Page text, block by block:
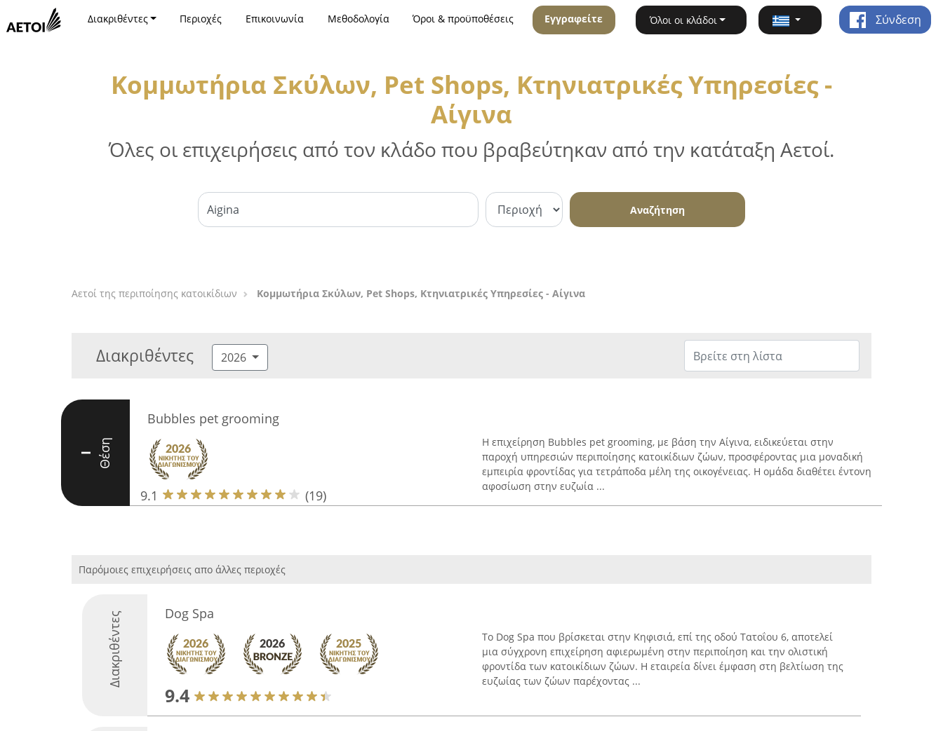
Διακριθέντες Περιοχές Επικοινωνία Μεθοδολογία Όροι & προϋποθέσεις Εγγραφείτε Όλοι οι κλάδοι Σύνδεση
Κομμωτήρια Σκύλων, Pet Shops, Κτηνιατρικές Υπηρεσίες -
Αίγινα
Όλες οι επιχειρήσεις από τον κλάδο που βραβεύτηκαν από την κατάταξη Αετοί.
Αναζήτηση
Αετοί της περιποίησης κατοικίδιων Κομμωτήρια Σκύλων, Pet Shops, Κτηνιατρικές Υπηρεσίες - Αίγινα
Διακριθέντες 2026
I Θέση
Bubbles pet grooming
9.1 (19)
Η επιχείρηση Bubbles pet grooming, με βάση την Αίγινα, ειδικεύεται στην
παροχή υπηρεσιών περιποίησης κατοικίδιων ζώων, προσφέροντας μια μοναδική
εμπειρία φροντίδας για τετράποδα μέλη της οικογένειας. Η ομάδα διαθέτει έντονη
αφοσίωση στην ευζωία ...
Παρόμοιες επιχειρήσεις απο άλλες περιοχές
Διακριθέντες Dog Spa
9.4
Το Dog Spa που βρίσκεται στην Κηφισιά, επί της οδού Τατοΐου 6, αποτελεί
μια σύγχρονη επιχείρηση αφιερωμένη στην περιποίηση και την ολιστική
φροντίδα των κατοικίδιων ζώων. Η εταιρεία δίνει έμφαση στη βελτίωση της
ευζωίας των ζώων παρέχοντας ...